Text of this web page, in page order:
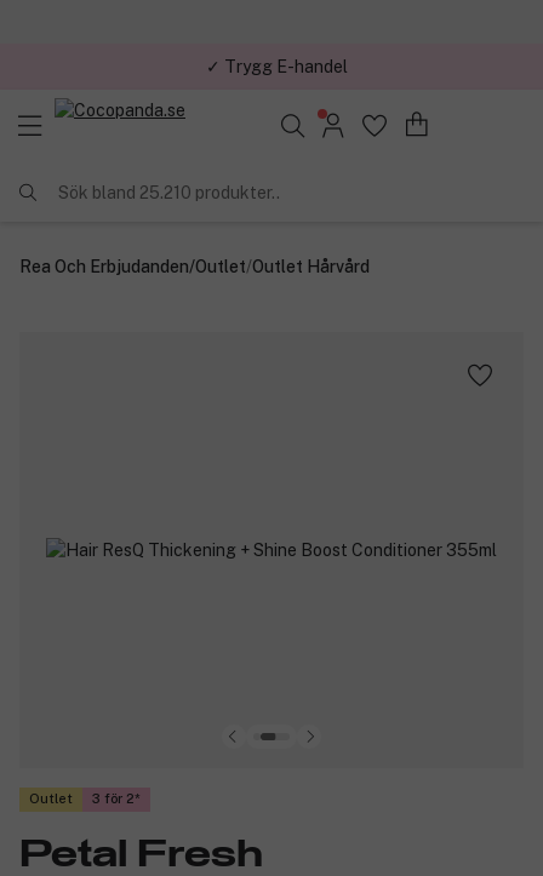
✓ Trygg E-handel
Sök bland 25.210 produkter..
Rea Och Erbjudanden/Outlet/Outlet Hårvård
Outlet 3 för 2
Petal Fresh